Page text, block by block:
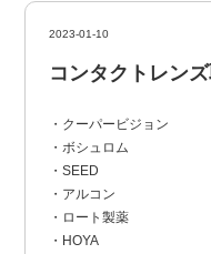
2023-01-10
コンタクトレン
・クーパービジョン
・ボシュロム
・SEED
・アルコン
・ロート製薬
・HOYA